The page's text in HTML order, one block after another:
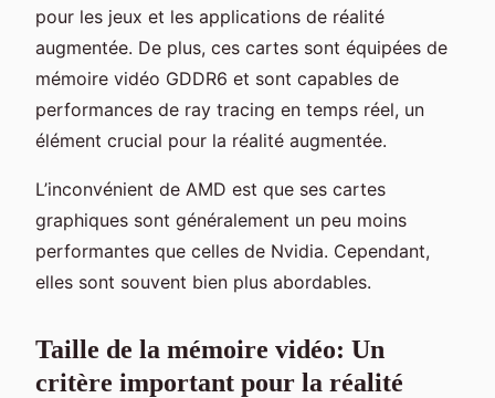
pour les jeux et les applications de réalité
augmentée. De plus, ces cartes sont équipées de
mémoire vidéo GDDR6 et sont capables de
performances de ray tracing en temps réel, un
élément crucial pour la réalité augmentée.
L’inconvénient de AMD est que ses cartes
graphiques sont généralement un peu moins
performantes que celles de Nvidia. Cependant,
elles sont souvent bien plus abordables.
Taille de la mémoire vidéo: Un
critère important pour la réalité